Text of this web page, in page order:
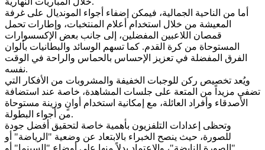
أما من الناحية الجمالية، فيمكن إضفاء أجواء المونديال على غرفة
المعيشة من خلال استخدام أعلام المنتخبات، وإطارات تحمل
قمصان اللاعبين المفضلين، إلى جانب بعض الإكسسوارات
المستوحاة من كرة القدم. كما تسهم الوسائد والبطانيات بألوان
الفرق المفضلة في تعزيز الإحساس بالحماس والراحة في الوقت
نفسه.
ويُعد تخصيص ركن للوجبات الخفيفة والمشروبات من الأفكار التي
تضفي مزيداً من المتعة على جلسات المشاهدة، خاصة عند استضافة
الأصدقاء وأفراد العائلة، مع إمكانية استخدام أوانٍ وزينة مستوحاة
من أجواء البطولة.
وتحظى إعدادات التلفزيون بأهمية خاصة لتحقيق أفضل جودة
للصورة، حيث ينصح الخبراء بالابتعاد عن وضعية "الرياضة" أو
"الصورة النابضة"، والاعتماد بدلاً منها على أوضاع "السينما" أو